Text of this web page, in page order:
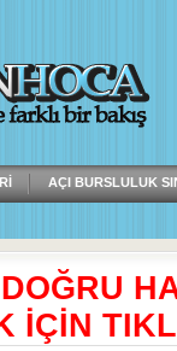
AÇI BURSLULUK
İÇİN